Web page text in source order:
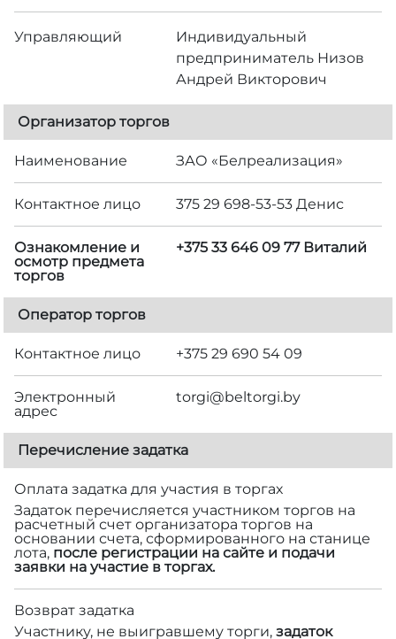
Управляющий
Индивидуальный
предприниматель Низов
Андрей Викторович
Организатор торгов
Наименование ЗАО «Белреализация»
Контактное лицо 375 29 698-53-53 Денис
Ознакомление и
осмотр предмета
торгов
+375 33 646 09 77 Виталий
Оператор торгов
Контактное лицо +375 29 690 54 09
Электронный
адрес
torgi@beltorgi.by
Перечисление задатка
Оплата задатка для участия в торгах
Задаток перечисляется участником торгов на
расчетный счет организатора торгов на
основании счета, сформированного на станице
лота, после регистрации на сайте и подачи
заявки на участие в торгах.
Возврат задатка
Участнику, не выигравшему торги, задаток